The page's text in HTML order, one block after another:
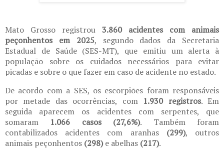
Mato Grosso registrou 3.860 acidentes com animais
peçonhentos em 2025, segundo dados da Secretaria
Estadual de Saúde (SES-MT), que emitiu um alerta à
população sobre os cuidados necessários para evitar
picadas e sobre o que fazer em caso de acidente no estado.
De acordo com a SES, os escorpiões foram responsáveis
por metade das ocorrências, com 1.930 registros. Em
seguida aparecem os acidentes com serpentes, que
somaram 1.066 casos (27,6%). Também foram
contabilizados acidentes com aranhas(299), outros
animais peçonhentos (298)e abelhas (217).